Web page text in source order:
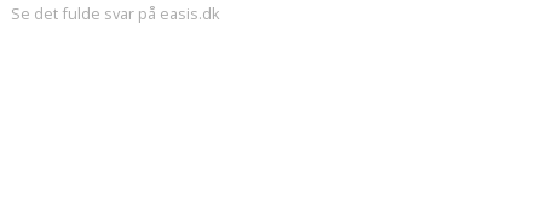
Se det fulde svar på easis.dk